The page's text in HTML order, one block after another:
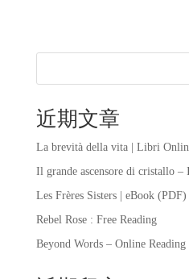
近期文章
La brevità della vita | Libri
Il grande ascensore di cristallo –
Les Frères Sisters | eBook (PDF)
Rebel Rose : Free Reading
Beyond Words – Online Reading